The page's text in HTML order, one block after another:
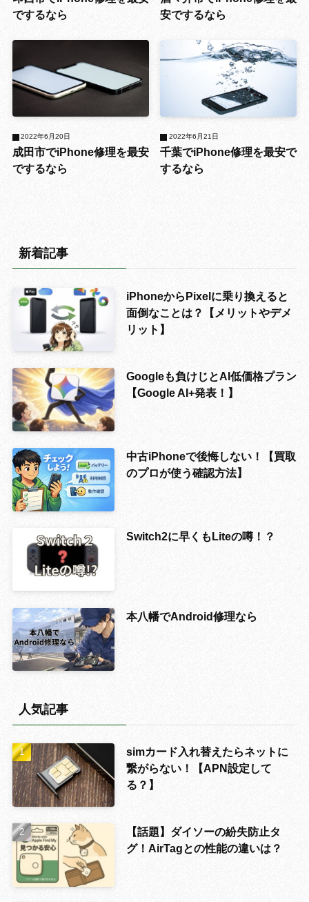
でするなら
安でするなら
成田市でiPhone修理を最安
でするなら
2022年6月20日
千葉でiPhone修理を最安で
するなら
2022年6月21日
新着記事
iPhoneからPixelに乗り換えると
面倒なことは？【メリットやデメ
リット】
Googleも負けじとAI低価格プラン
【Google AI+発表！】
中古iPhoneで後悔しない！【買取
のプロが使う確認方法】
Switch2に早くもLiteの噂！？
本八幡でAndroid修理なら
人気記事
simカード入れ替えたらネットに
繋がらない！【APN設定して
る？】
【話題】ダイソーの紛失防止タ
グ！AirTagとの性能の違いは？